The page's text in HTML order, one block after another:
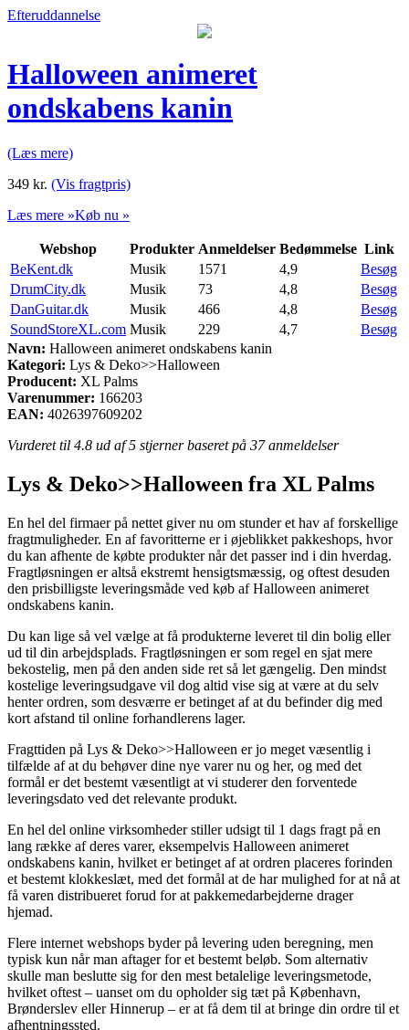
Efteruddannelse
Halloween animeret
ondskabens kanin
(Læs mere)
349 kr. (Vis fragtpris)
Læs mere »Køb nu »
Webshop Produkter Anmeldelser Bedømmelse Link
BeKent.dk
Musik 1571 4,9
Besøg
DrumCity.dk
Musik 73 4,8
Besøg
DanGuitar.dk
Musik 466 4,8
Besøg
SoundStoreXL.com Musik 229 4,7
Besøg
Navn: Halloween animeret ondskabens kanin
Kategori: Lys & Deko>>Halloween
Producent: XL Palms
Varenummer: 166203
EAN: 4026397609202
Vurderet til 4.8 ud af 5 stjerner baseret på 37anmeldelser
Lys & Deko>>Halloween fra XL Palms
En hel del firmaer på nettet giver nu om stunder et hav af forskellige
fragtmuligheder. En af favoritterne er i øjeblikket pakkeshops, hvor
du kan afhente de købte produkter når det passer ind i din hverdag.
Fragtløsningen er altså ekstremt hensigtsmæssig, og oftest desuden
den prisbilligste leveringsmåde ved køb af Halloween animeret
ondskabens kanin.
Du kan lige så vel vælge at få produkterne leveret til din bolig eller
ud til din arbejdsplads. Fragtløsningen er som regel en sjat mere
bekostelig, men på den anden side ret så let gængelig. Den mindst
kostelige leveringsudgave vil dog altid vise sig at være at du selv
henter ordren, som desværre er betinget af at du befinder dig med
kort afstand til online forhandlerens lager.
Fragttiden på Lys & Deko>>Halloween er jo meget væsentlig i
tilfælde af at du behøver dine nye varer nu og her, og med det
formål er det bestemt væsentligt at vi studerer den forventede
leveringsdato ved det relevante produkt.
En hel del online virksomheder stiller udsigt til 1 dags fragt på en
lang række af deres varer, eksempelvis Halloween animeret
ondskabens kanin, hvilket er betinget af at ordren placeres forinden
et bestemt klokkeslæt, med det formål at de har mulighed for at nå at
få varen distribueret forud for at pakkemedarbejderne drager
hjemad.
Flere internet webshops byder på levering uden beregning, men
typisk kun når man aftager for et bestemt beløb. Som alternativ
skulle man beslutte sig for den mest betalelige leveringsmetode,
hvilket oftest – uanset om du opholder sig tæt på København,
Brønderslev eller Hinnerup – er at få dem til at bringe din ordre til et
afhentningssted.